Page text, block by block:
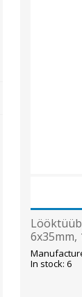
6x35mm,
In stock: 6